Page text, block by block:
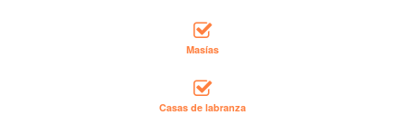
Masías
Casas de labranza